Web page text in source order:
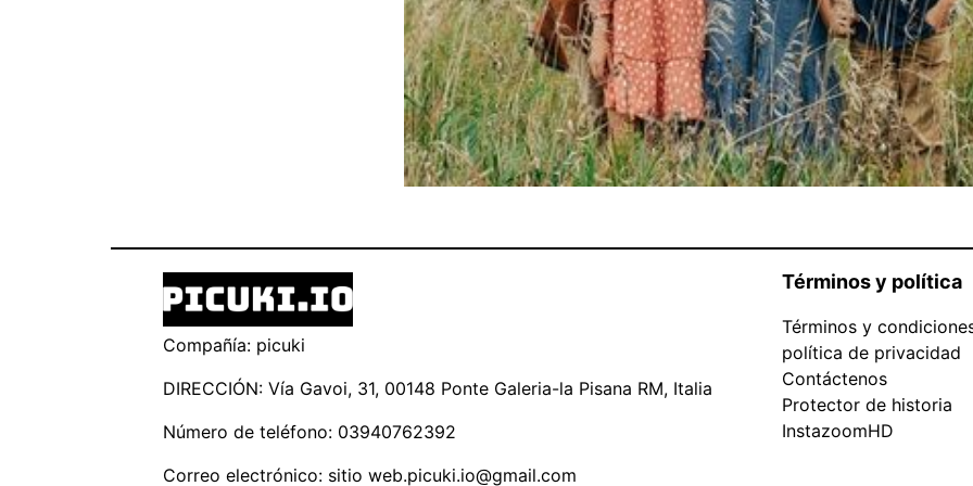
Compañía: picuki
DIRECCIÓN: Vía Gavoi, 31, 00148 Ponte Galeria-la Pisana RM, Italia
Número de teléfono: 03940762392
Correo electrónico: sitio web.picuki.io@gmail.com
Términos y política
Términos y
política de privacidad
Contáctenos
Protector de historia
InstazoomHD